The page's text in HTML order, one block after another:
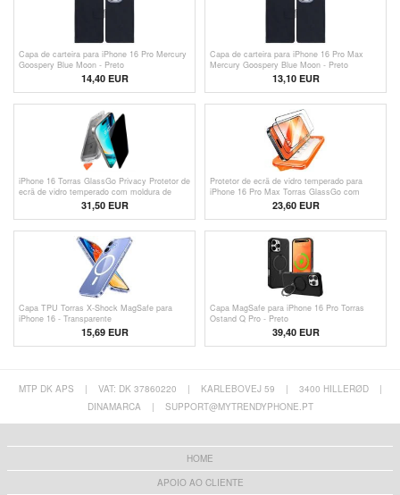
Capa de carteira para iPhone 16 Pro Mercury
Goospery Blue Moon - Preto
14,40 EUR
Capa de carteira para iPhone 16 Pro Max
Mercury Goospery Blue Moon - Preto
13,10 EUR
iPhone 16 Torras GlassGo Privacy Protetor de
ecrã de vidro temperado com moldura de
alinhamento automático31,50 EUR
Protetor de ecrã de vidro temperado para
iPhone 16 Pro Max Torras GlassGo com
ferramenta automática de remoção de poeiras
- 2 pcs. - Transparente
23,60 EUR
Capa TPU Torras X-Shock MagSafe para
iPhone 16 - Transparente
15,69 EUR
Capa MagSafe para iPhone 16 Pro Torras
Ostand Q Pro - Preto
39,40 EUR
MTP DK APS | VAT: DK 37860220 | KARLEBOVEJ 59 | 3400 HILLERØD
|
DINAMARCA
| SUPPORT@MYTRENDYPHONE.PT
HOME
APOIO AO CLIENTE